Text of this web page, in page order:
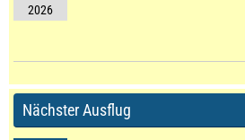
2026
Nächster Ausflug